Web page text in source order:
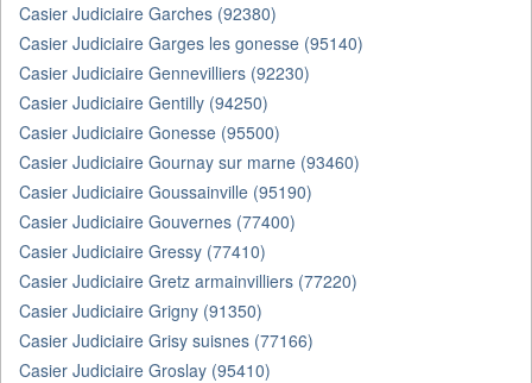
Casier Judiciaire Garches (92380)
Casier Judiciaire Garges les gonesse (95140)
Casier Judiciaire Gennevilliers (92230)
Casier Judiciaire Gentilly (94250)
Casier Judiciaire Gonesse (95500)
Casier Judiciaire Gournay sur marne (93460)
Casier Judiciaire Goussainville (95190)
Casier Judiciaire Gouvernes (77400)
Casier Judiciaire Gressy (77410)
Casier Judiciaire Gretz armainvilliers (77220)
Casier Judiciaire Grigny (91350)
Casier Judiciaire Grisy suisnes (77166)
Casier Judiciaire Groslay (95410)